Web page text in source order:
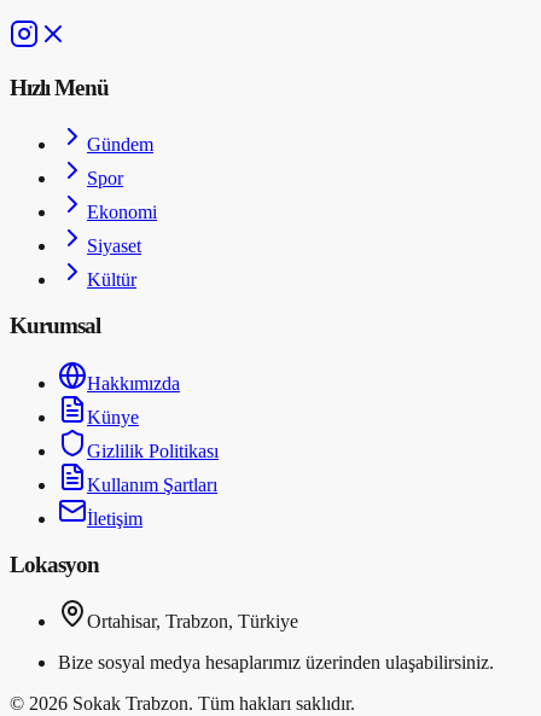
Hızlı Menü
Gündem
Spor
Ekonomi
Siyaset
Kültür
Kurumsal
Hakkımızda
Künye
Gizlilik Politikası
Kullanım Şartları
İletişim
Lokasyon
Ortahisar, Trabzon, Türkiye
Bize sosyal medya hesaplarımız üzerinden ulaşabilirsiniz.
© 2026 Sokak Trabzon. Tüm hakları saklıdır.